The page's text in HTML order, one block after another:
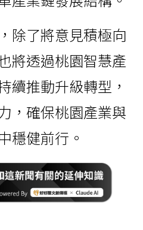
除了將意見積極向
將透過桃園智慧產
續推動升級轉型，
，確保桃園產業與
穩健前行。